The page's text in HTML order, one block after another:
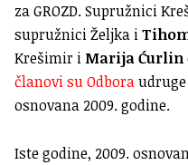
za GROZD. Supružnici
supružnici Željka i
Krešimir i Marija Ćurlin
članovi su Odbora
osnovana 2009. godine.
Iste godine, 2009.